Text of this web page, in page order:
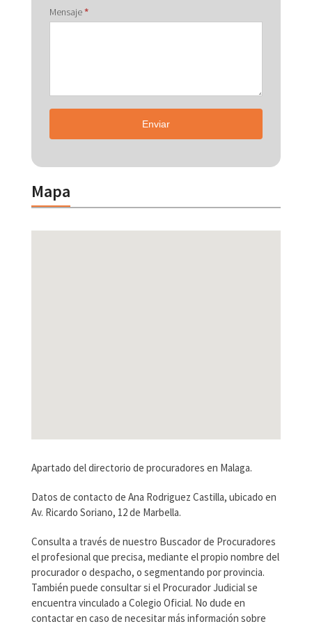
Mensaje*
Enviar
Mapa
Apartado del directorio de procuradores en Malaga.
Datos de contacto de Ana Rodriguez Castilla, ubicado en
Av. Ricardo Soriano, 12 de Marbella.
Consulta a través de nuestro Buscador de Procuradores
el profesional que precisa, mediante el propio nombre del
procurador o despacho, o segmentando por provincia.
También puede consultar si el Procurador Judicial se
encuentra vinculado a Colegio Oficial. No dude en
contactar en caso de necesitar más información sobre